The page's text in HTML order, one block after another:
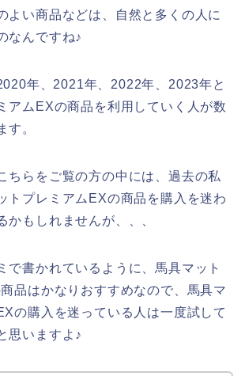
よい商品などは、自然と多くの人に
なんですね♪
年、2021年、2022年、2023年と
アムEXの商品を利用していく人が数
す。
ちらをご覧の方の中には、過去の私
トプレミアムEXの商品を購入を迷わ
かもしれませんが、、、
で書かれているように、馬具マット
品はかなりおすすめなので、馬具マ
の購入を迷っている人は一度試して
思いますよ♪